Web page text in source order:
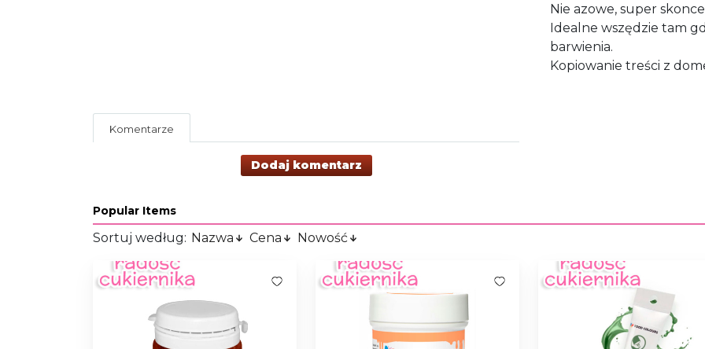
Nie azowe, super
Idealne wszędzie tam
barwienia.
Kopiowanie treści z
Komentarze
Dodaj komentarz
Popular Items
Sortuj według: Nazwa Cena Nowość